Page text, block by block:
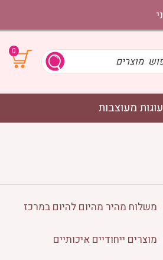
0
עוגות מעוצבות
משלוח מהיר מהיום להיום במרכז
מוצרים ייחודיים איכותיים